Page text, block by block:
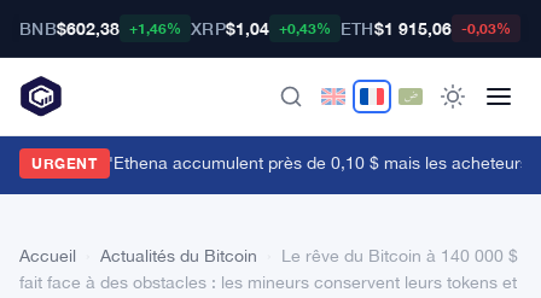
BNB$602,38 +1,46% XRP$1,04 +0,43% ETH$1 915,06 -0,03%
URGENT
baleines d'Ethena accumulent près de 0,10 $ mais les acheteurs
Accueil Actualités du Bitcoin
Le rêve du Bitcoin à 140 000 $
fait face à des obstacles : les mineurs conservent leurs tokens et